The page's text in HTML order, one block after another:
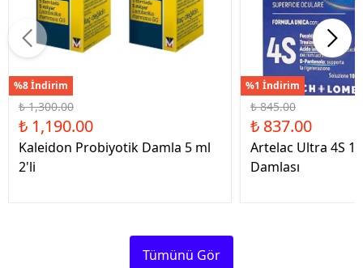
%8 İndirim
₺ 1,300.00
₺ 1,190.00
Kaleidon Probiyotik Damla 5 ml
2'li
%1 İndirim
₺ 845.00
₺ 837.00
Artelac Ultra 4S
Damlası
Tümünü Gör